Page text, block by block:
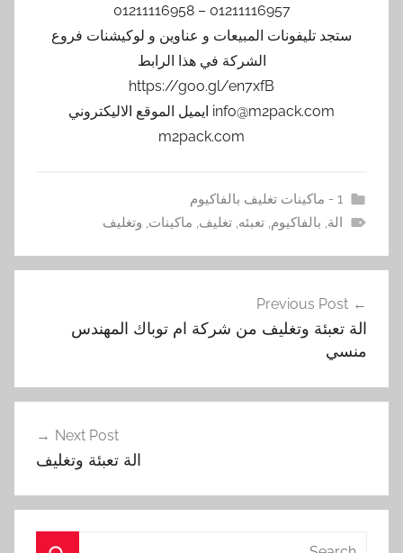
01211116957 – 01211116958
ستجد تليفونات المبيعات و عناوين و لوكيشنات فروع
الشركة في هذا الرابط
https://goo.gl/en7xfB
info@m2pack.com ايميل الموقع الاليكتروني
m2pack.com
1 - ماكينات تغليف بالفاكيوم
الة, بالفاكيوم,تعبئه,تغليف, ماكينات, وتغليف
المقالات
Previous Post
الة تعبئة وتغليف من شركة ام توباك المهندس
منسي
Next Post
الة تعبئة وتغليف
Search